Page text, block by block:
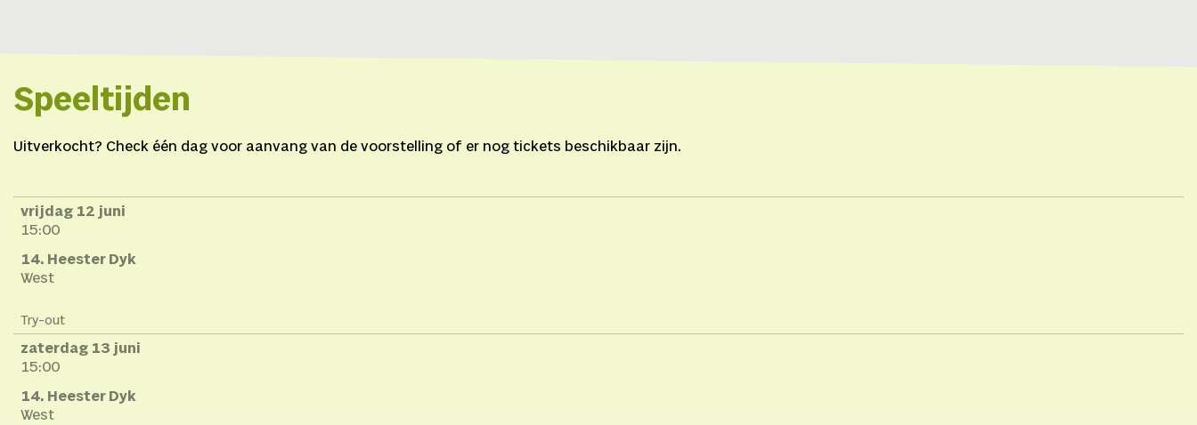
Speeltijden
Uitverkocht? Check één dag voor aanvang van de voorstelling of er nog tickets beschikbaar zijn.
vrijdag 12 juni
15:00
14. Heester Dyk
West
Try-out
zaterdag 13 juni
15:00
14. Heester Dyk
West